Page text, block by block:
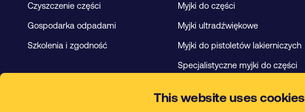
This website uses cookies
Czyszczenie części
Gospodarka odpadami
Szkolenia i zgodność
Myjki do części
Myjki ultradźwiękowe
Myjki do pistoletów lakierniczych
Specjalistyczne myjki do części